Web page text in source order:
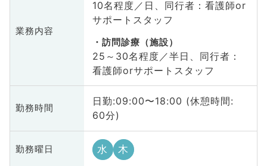
業務内容
10名程度／日、同行者：看護師or
サポートスタッフ
訪問診療（施設）
25～30名程度／半日、同行者：
看護師orサポートスタッフ
勤務時間
日勤:09:00〜18:00 (休憩時間:
60分)
勤務曜日 水 木